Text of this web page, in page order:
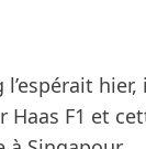
F1 et